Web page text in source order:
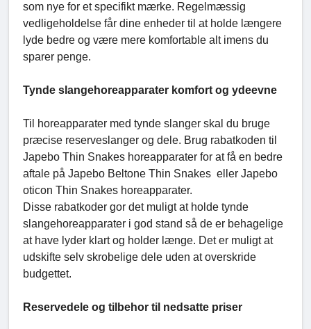
som nye for et specifikt mærke. Regelmæssig
vedligeholdelse får dine enheder til at holde længere
lyde bedre og være mere komfortable alt imens du
sparer penge.
Tynde slangehoreapparater komfort og ydeevne
Til horeapparater med tynde slanger skal du bruge
præcise reserveslanger og dele. Brug rabatkoden til
Japebo Thin Snakes horeapparater for at få en bedre
aftale på Japebo Beltone Thin Snakes eller Japebo
oticon Thin Snakes horeapparater.
Disse rabatkoder gor det muligt at holde tynde
slangehoreapparater i god stand så de er behagelige
at have lyder klart og holder længe. Det er muligt at
udskifte selv skrobelige dele uden at overskride
budgettet.
Reservedele og tilbehor til nedsatte priser